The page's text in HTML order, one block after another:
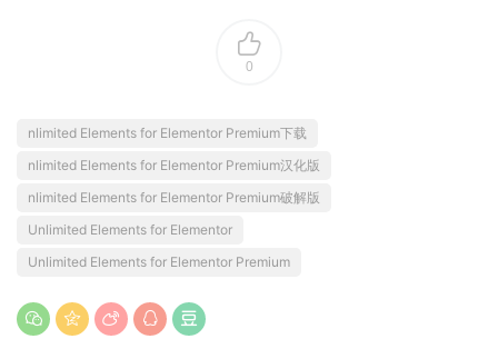
0
nlimited Elements for Elementor Premium下载
nlimited Elements for Elementor Premium汉化版
nlimited Elements for Elementor Premium破解版
Unlimited Elements for Elementor
Unlimited Elements for Elementor Premium